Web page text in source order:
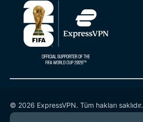
© 2026 ExpressVPN. Tüm hakları saklıdır.
Gizlilik Politikası